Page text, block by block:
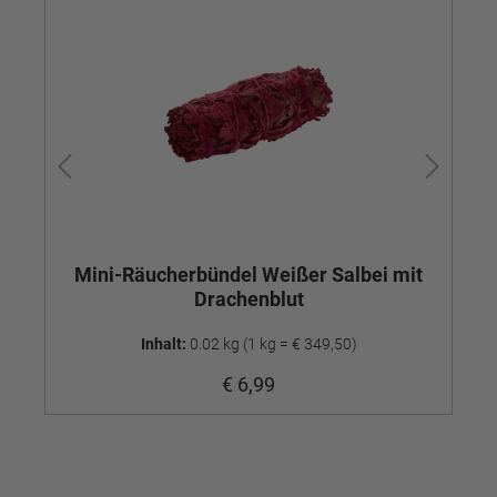
Mini-Räucherbündel Weißer Salbei mit
Drachenblut
Inhalt: 0.02 kg (1 kg = € 349,50)
€ 6,99